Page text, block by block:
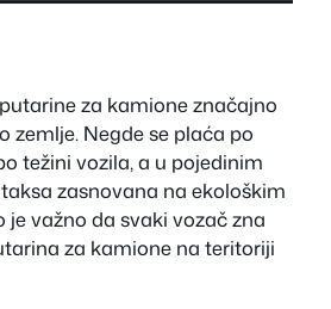
za kamione značajno
zemlje. Negde se plaća po
težini vozila, a u pojedinim
zasnovana na ekološkim
važno da svaki vozač zna
za kamione na teritoriji